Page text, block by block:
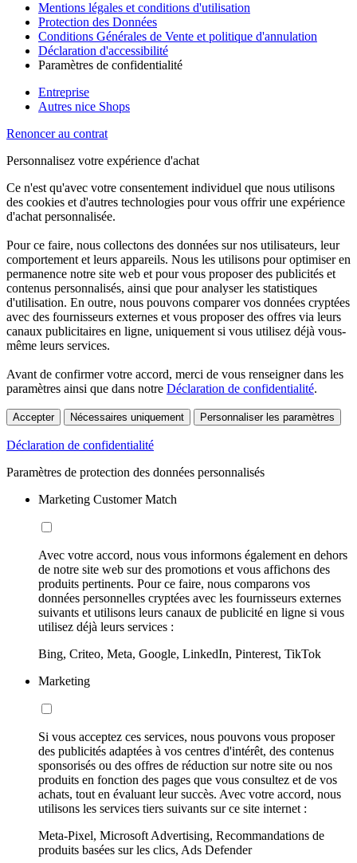
Mentions légales et conditions d'utilisation
Protection des Données
Conditions Générales de Vente et politique d'annulation
Déclaration d'accessibilité
Paramètres de confidentialité
Entreprise
Autres nice Shops
Renoncer au contrat
Personnalisez votre expérience d'achat
Ce n'est qu'avec votre consentement individuel que nous utilisons
des cookies et d'autres technologies pour vous offrir une expérience
d'achat personnalisée.
Pour ce faire, nous collectons des données sur nos utilisateurs, leur
comportement et leurs appareils. Nous les utilisons pour optimiser en
permanence notre site web et pour vous proposer des publicités et
contenus personnalisés, ainsi que pour analyser les statistiques
d'utilisation. En outre, nous pouvons comparer vos données cryptées
avec des fournisseurs externes et vous proposer des offres via leurs
canaux publicitaires en ligne, uniquement si vous utilisez déjà vous-
même leurs services.
Avant de confirmer votre accord, merci de vous renseigner dans les
paramètres ainsi que dans notre Déclaration de confidentialité.
Accepter Nécessaires uniquement Personnaliser les paramètres
Déclaration de confidentialité
Paramètres de protection des données personnalisés
Marketing Customer Match
Avec votre accord, nous vous informons également en dehors
de notre site web sur des promotions et vous affichons des
produits pertinents. Pour ce faire, nous comparons vos
données personnelles cryptées avec les fournisseurs externes
suivants et utilisons leurs canaux de publicité en ligne si vous
utilisez déjà leurs services :
Bing, Criteo, Meta, Google, LinkedIn, Pinterest, TikTok
Marketing
Si vous acceptez ces services, nous pouvons vous proposer
des publicités adaptées à vos centres d'intérêt, des contenus
sponsorisés ou des offres de réduction sur notre site ou nos
produits en fonction des pages que vous consultez et de vos
achats, tout en évaluant leur succès. Avec votre accord, nous
utilisons les services tiers suivants sur ce site internet :
Meta-Pixel, Microsoft Advertising, Recommandations de
produits basées sur les clics, Ads Defender